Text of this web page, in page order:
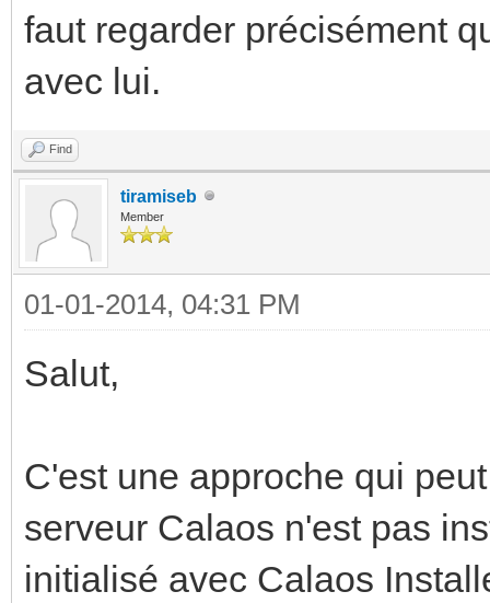
faut regarder précisément
avec lui.
Find
tiramiseb
Member
01-01-2014, 04:31 PM
Salut,
C'est une approche qui
serveur Calaos n'est pas
initialisé avec Calaos